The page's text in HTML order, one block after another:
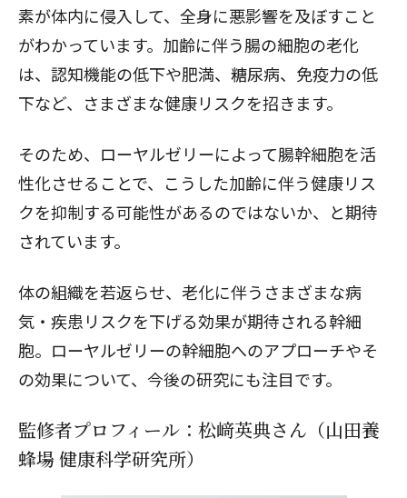
素が体内に侵入して、全身に悪影響を及ぼすこと
がわかっています。加齢に伴う腸の細胞の老化
は、認知機能の低下や肥満、糖尿病、免疫力の低
下など、さまざまな健康リスクを招きます。
そのため、ローヤルゼリーによって腸幹細胞を活
性化させることで、こうした加齢に伴う健康リス
クを抑制する可能性があるのではないか、と期待
されています。
体の組織を若返らせ、老化に伴うさまざまな病
気・疾患リスクを下げる効果が期待される幹細
胞。ローヤルゼリーの幹細胞へのアプローチやそ
の効果について、今後の研究にも注目です。
監修者プロフィール：松﨑英典さん（山田養
蜂場 健康科学研究所）